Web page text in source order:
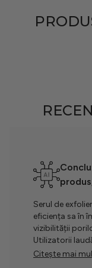
Serul de
eficiența sa în
vizibilității
Utilizatorii
rezultate
Citește mai